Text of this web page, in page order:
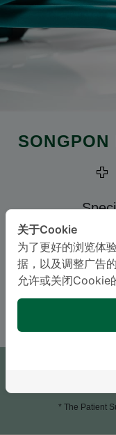
SONGPON
ENGLISH
* The Patient
关于Cookie
为了更好的浏览体
据，以及调整广告
允许或关闭Cookie